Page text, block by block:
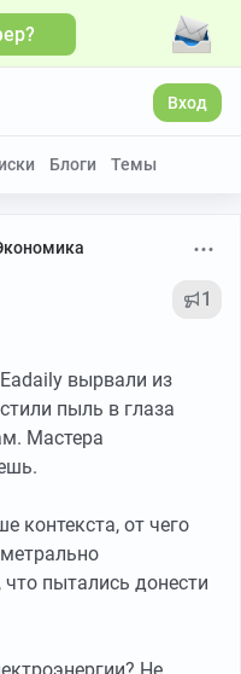
Вход
Блоги Темы
1
вырвали из
пыль в глаза
Мастера
контекста, от чего
пытались донести